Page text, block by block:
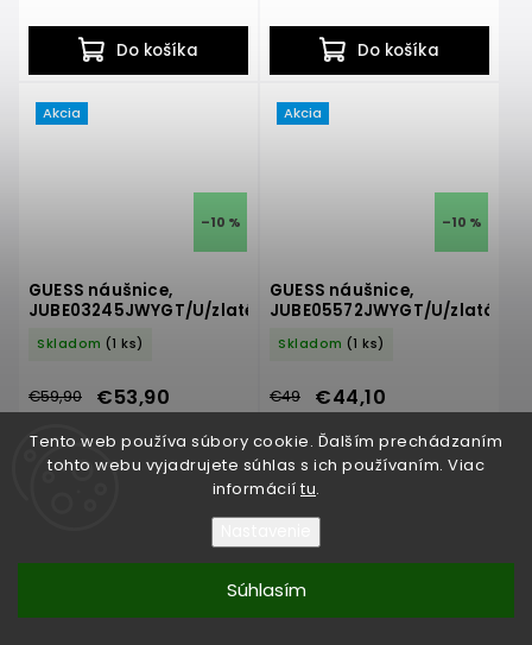
Tento web používa súbory cookie. Ďalším prechádzaním
tohto webu vyjadrujete súhlas s ich používaním. Viac
informácií tu.
Súhlasím
Do košíka Do košíka
Akcia
–10 %
GUESS náušnice,
JUBE03245JWYGT/U/zlaté
Skladom (1 ks)
€59,90 €53,90
Dámske náušnice v zlatej farby, z
nerezovej oceľe, značky GUESS.
Akcia
–10 %
GUESS náušnice,
JUBE05572JWYGT/U/zlatá
Skladom (1 ks)
€49 €44,10
Dámske náušnice v zlatej farby, z
nerezovej oceľe, značky GUESS.
Akcia